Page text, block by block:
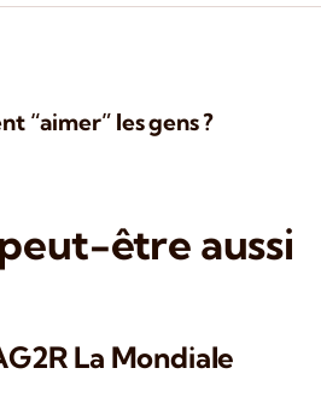
“aimer” les gens ?
être aussi
La Mondiale